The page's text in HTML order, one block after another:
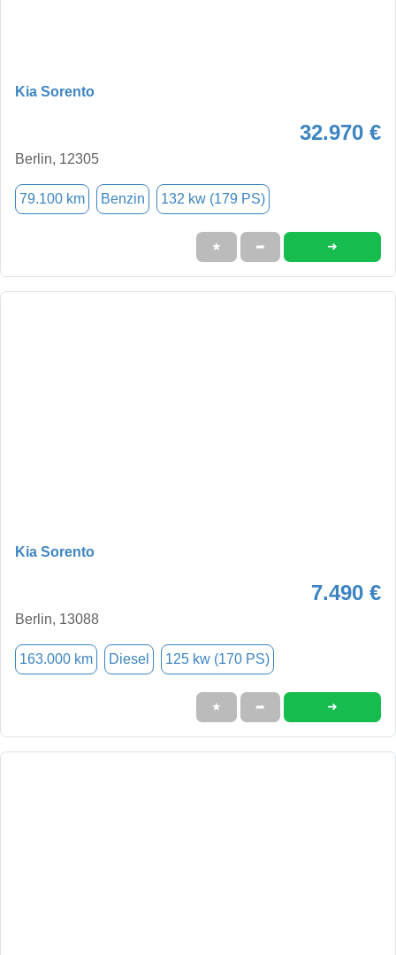
Kia Sorento
32.970 €
Berlin, 12305
79.100 km Benzin 132 kw (179 PS)
★ ➦ ➜
Kia Sorento
7.490 €
Berlin, 13088
163.000 km Diesel 125 kw (170 PS)
★ ➦ ➜